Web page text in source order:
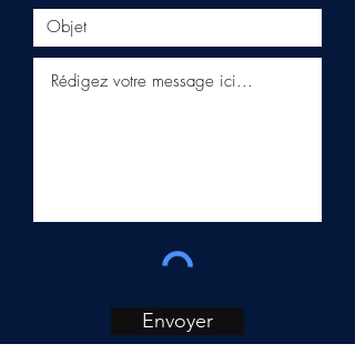
Envoyer